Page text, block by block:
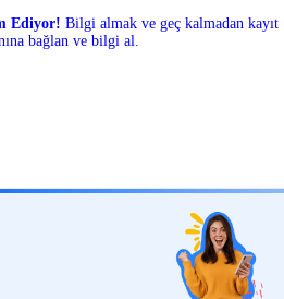
Ediyor! Bilgi almak ve geç kalmadan kayıt
bağlan ve bilgi al.